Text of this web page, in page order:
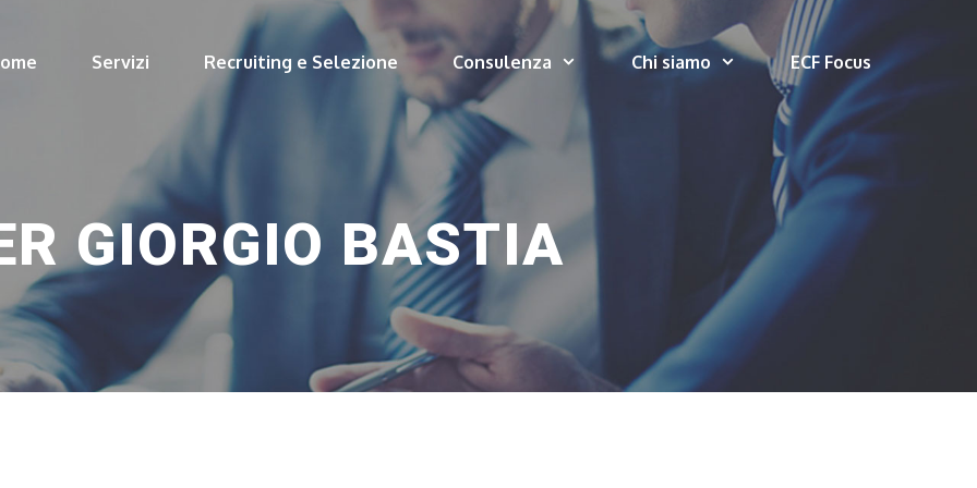
Servizi Recruiting e Selezione Consulenza Chi siamo ECF Focus
GIORGIO BASTIA